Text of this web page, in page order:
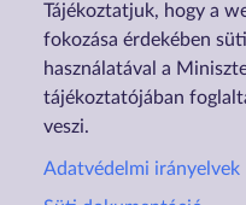
Tájékoztatjuk, hogy a
fokozása érdekében
használatával a
tájékoztatójában
veszi.
Adatvédelmi irányelvek
Nyilatkozat